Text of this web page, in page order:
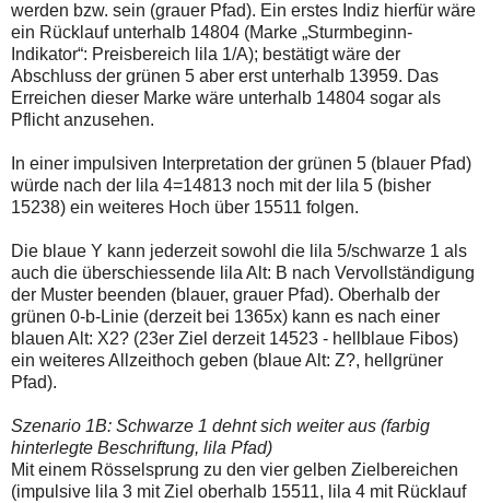
werden bzw. sein (grauer Pfad). Ein erstes Indiz hierfür wäre
ein Rücklauf unterhalb 14804 (Marke „Sturmbeginn-
Indikator“: Preisbereich lila 1/A); bestätigt wäre der
Abschluss der grünen 5 aber erst unterhalb 13959. Das
Erreichen dieser Marke wäre unterhalb 14804 sogar als
Pflicht anzusehen.
In einer impulsiven Interpretation der grünen 5 (blauer Pfad)
würde nach der lila 4=14813 noch mit der lila 5 (bisher
15238) ein weiteres Hoch über 15511 folgen.
Die blaue Y kann jederzeit sowohl die lila 5/schwarze 1 als
auch die überschiessende lila Alt: B nach Vervollständigung
der Muster beenden (blauer, grauer Pfad). Oberhalb der
grünen 0-b-Linie (derzeit bei 1365x) kann es nach einer
blauen Alt: X2? (23er Ziel derzeit 14523 - hellblaue Fibos)
ein weiteres Allzeithoch geben (blaue Alt: Z?, hellgrüner
Pfad).
Szenario 1B: Schwarze 1 dehnt sich weiter aus (farbig
hinterlegte Beschriftung, lila Pfad)
Mit einem Rösselsprung zu den vier gelben Zielbereichen
(impulsive lila 3 mit Ziel oberhalb 15511, lila 4 mit Rücklauf